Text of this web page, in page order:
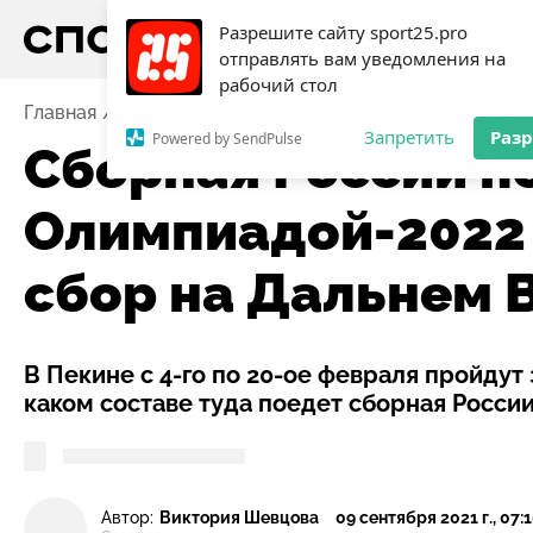
Разрешите сайту sport25.pro
отправлять вам уведомления на
рабочий стол
Powered by SendPulse Запретить
Главная Сборная России по
Сборная России
Олимпиадой-
сбор на Дальнем
В Пекине с 4-го по 20-ое февраля
каком составе туда поедет сборная
Автор: Виктория Шевцова 09 сентября 2021 г.,